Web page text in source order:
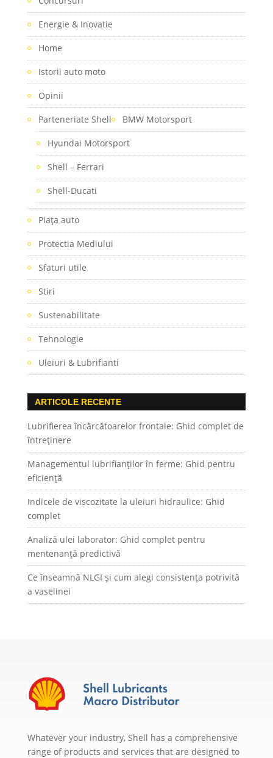
Energie & Inovatie
Home
Istorii auto moto
Opinii
Parteneriate Shell BMW Motorsport
Hyundai Motorsport
Shell – Ferrari
Shell-Ducati
Piaţa auto
Protectia Mediului
Sfaturi utile
Stiri
Sustenabilitate
Tehnologie
Uleiuri & Lubrifianti
ARTICOLE RECENTE
Lubrifierea încărcătoarelor frontale: Ghid complet de
întreținere
Managementul lubrifianților în ferme: Ghid pentru
eficiență
Indicele de viscozitate la uleiuri hidraulice: Ghid
complet
Analiză ulei laborator: Ghid complet pentru
mentenanță predictivă
Ce înseamnă NLGI și cum alegi consistența potrivită
a vaselinei
Whatever your industry, Shell has a comprehensive
range of products and services that are designed to